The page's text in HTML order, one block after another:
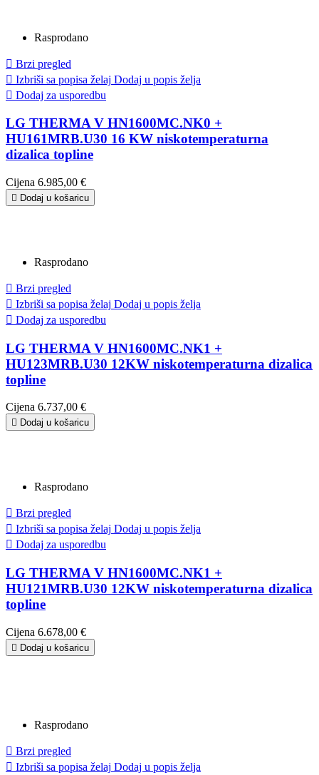
Rasprodano
 Brzi pregled
 Izbriši sa popisa želaj Dodaj u popis želja
 Dodaj za usporedbu
LG THERMA V HN1600MC.NK0 +
HU161MRB.U30 16 KW niskotemperaturna
dizalica topline
Cijena 6.985,00 €
 Dodaj u košaricu
Rasprodano
 Brzi pregled
 Izbriši sa popisa želaj Dodaj u popis želja
 Dodaj za usporedbu
LG THERMA V HN1600MC.NK1 +
HU123MRB.U30 12KW niskotemperaturna dizalica
topline
Cijena 6.737,00 €
 Dodaj u košaricu
Rasprodano
 Brzi pregled
 Izbriši sa popisa želaj Dodaj u popis želja
 Dodaj za usporedbu
LG THERMA V HN1600MC.NK1 +
HU121MRB.U30 12KW niskotemperaturna dizalica
topline
Cijena 6.678,00 €
 Dodaj u košaricu
Rasprodano
 Brzi pregled
 Izbriši sa popisa želaj Dodaj u popis želja